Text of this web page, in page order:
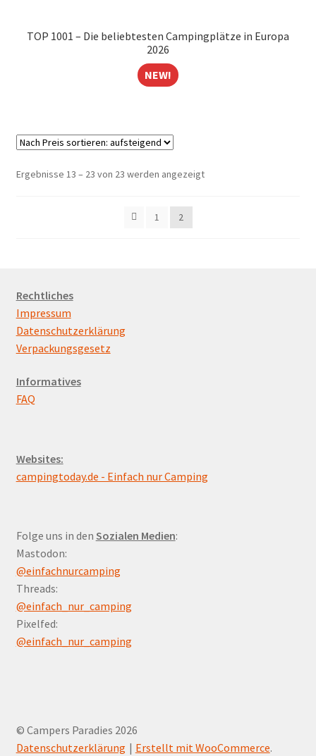
TOP 1001 – Die beliebtesten Campingplätze in Europa
2026
NEW!
Ergebnisse 13 – 23 von 23 werden angezeigtNach
1 2
Rechtliches
Impressum
Datenschutzerklärung
Verpackungsgesetz
Informatives
FAQ
Websites:
campingtoday.de - Einfach nur Camping
Folge uns in den Sozialen Medien:
Mastodon:
@einfachnurcamping
Threads:
@einfach_nur_camping
Pixelfed:
@einfach_nur_camping
© Campers Paradies 2026
Datenschutzerklärung
Erstellt mit WooCommerce.